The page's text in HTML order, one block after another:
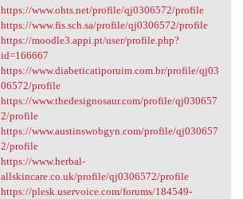
https://www.ohts.net/profile/qj0306572/profile
https://www.fis.sch.sa/profile/qj0306572/profile
https://moodle3.appi.pt/user/profile.php?
id=166667
https://www.diabeticatiporuim.com.br/profile/qj03
06572/profile
https://www.thedesignosaur.com/profile/qj030657
2/profile
https://www.austinswobgyn.com/profile/qj030657
2/profile
https://www.herbal-
allskincare.co.uk/profile/qj0306572/profile
https://plesk.uservoice.com/forums/184549-